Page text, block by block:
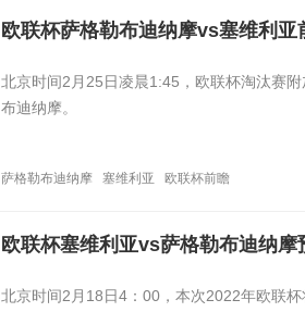
欧联杯萨格勒布迪纳摩vs塞维利
北京时间2月25日凌晨1:45，欧联杯淘汰赛
布迪纳摩。
萨格勒布迪纳摩 塞维利亚 欧联杯前瞻
欧联杯塞维利亚vs萨格勒布迪纳
北京时间2月18日4：00，本次2022年欧联